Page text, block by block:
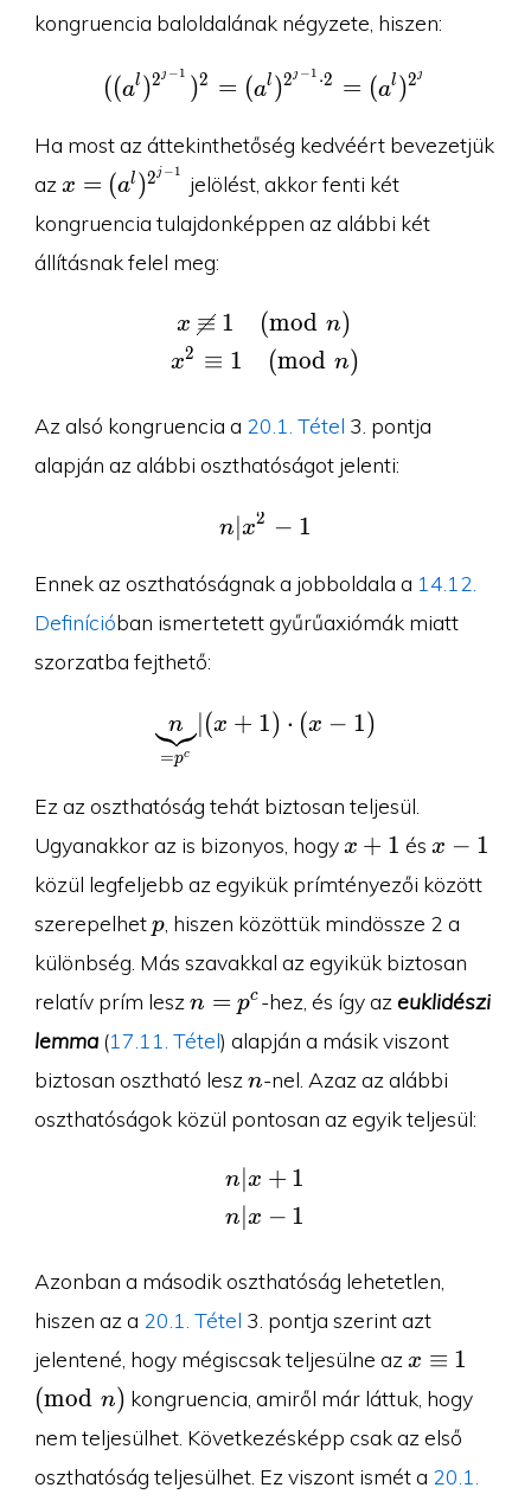
kongruencia baloldalának négyzete, hiszen:
((a^l)^{2^{j-
((al )2j −1 )2 = (al )2 j −1 ⋅2 = (al )2 j
Ha most az áttekinthetőség kedvéért bevezetjük
az x=
(a^l)^{2^{j-
1}}
x = (al )2j −1
jelölést, akkor fenti két
kongruencia tulajdonképpen az alábbi két
állításnak felel meg:
\begin{aligned}x\
x
x2
≡ 1 (mod n)
≡ 1 (mod n)
Az alsó kongruencia a 20.1. Tétel 3. pontja
alapján az alábbi oszthatóságot jelenti:
n|x^2-1
n∣x2 − 1
Ennek az oszthatóságnak a jobboldala a 14.12.
Definícióban ismertetett gyűrűaxiómák miatt
szorzatba fejthető:
=pc
n ∣(x + 1) ⋅ (x − 1)
Ez az oszthatóság tehát biztosan teljesül.
Ugyanakkor az is bizonyos, hogy x+1
x + 1 ésx-
1
x − 1
közül legfeljebb az egyikük prímtényezői között
szerepelhetp
p, hiszen közöttük mindössze 2 a
különbség. Más szavakkal az egyikük biztosan
relatív prím lesz n=p^c
n = pc -hez, és így az euklidészi
lemma(17.11. Tétel) alapján a másik viszont
biztosan osztható lesz n
n-nel. Azaz az alábbi
oszthatóságok közül pontosan az egyik teljesül:
n
n
x + 1
x − 1
Azonban a második oszthatóság lehetetlen,
hiszen az a 20.1. Tétel 3. pontja szerint azt
jelentené, hogy mégiscsak teljesülne az x\equiv
1\pmod
n
x ≡ 1
(mod n) kongruencia, amiről már láttuk, hogy
nem teljesülhet. Következésképp csak az első
oszthatóság teljesülhet. Ez viszont ismét a 20.1.